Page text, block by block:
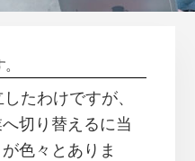
たわけですが、
切り替えるに当
色々とありま